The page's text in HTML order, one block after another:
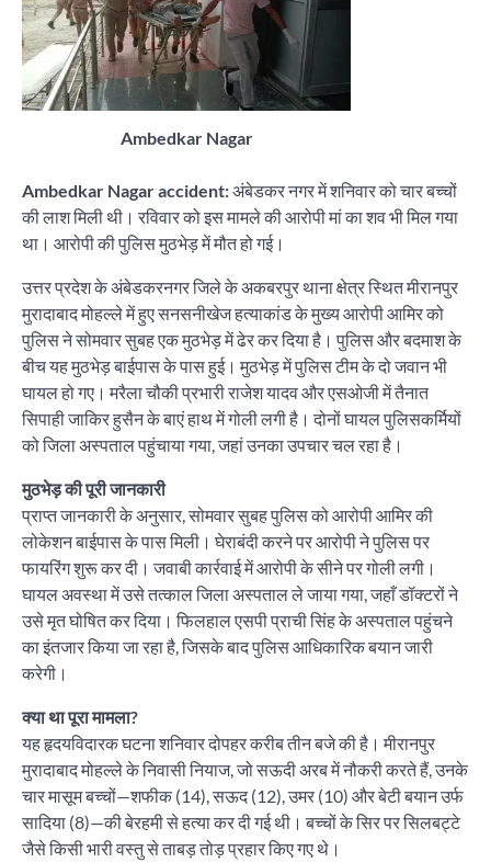
Ambedkar Nagar
Ambedkar Nagar accident:अंबेडकर नगर में शनिवार को चार बच्चों
की लाश मिली थी। रविवार को इस मामले की आरोपी मां का शव भी मिल गया
था। आरोपी की पुलिस मुठभेड़ में मौत हो गई।
उत्तर प्रदेश के अंबेडकरनगर जिले के अकबरपुर थाना क्षेत्र स्थित मीरानपुर
मुरादाबाद मोहल्ले में हुए सनसनीखेज हत्याकांड के मुख्य आरोपी आमिर को
पुलिस ने सोमवार सुबह एक मुठभेड़ में ढेर कर दिया है। पुलिस और बदमाश के
बीच यह मुठभेड़ बाईपास के पास हुई। मुठभेड़ में पुलिस टीम के दो जवान भी
घायल हो गए। मरैला चौकी प्रभारी राजेश यादव और एसओजी में तैनात
सिपाही जाकिर हुसैन के बाएं हाथ में गोली लगी है। दोनों घायल पुलिसकर्मियों
को जिला अस्पताल पहुंचाया गया, जहां उनका उपचार चल रहा है।
मुठभेड़ की पूरी जानकारी
प्राप्त जानकारी के अनुसार, सोमवार सुबह पुलिस को आरोपी आमिर की
लोकेशन बाईपास के पास मिली। घेराबंदी करने पर आरोपी ने पुलिस पर
फायरिंग शुरू कर दी। जवाबी कार्रवाई में आरोपी के सीने पर गोली लगी।
घायल अवस्था में उसे तत्काल जिला अस्पताल ले जाया गया, जहाँ डॉक्टरों ने
उसे मृत घोषित कर दिया। फिलहाल एसपी प्राची सिंह के अस्पताल पहुंचने
का इंतजार किया जा रहा है, जिसके बाद पुलिस आधिकारिक बयान जारी
करेगी।
क्या था पूरा मामला?
यह हृदयविदारक घटना शनिवार दोपहर करीब तीन बजे की है। मीरानपुर
मुरादाबाद मोहल्ले के निवासी नियाज, जो सऊदी अरब में नौकरी करते हैं, उनके
चार मासूम बच्चों—शफीक (14), सऊद (12), उमर (10) और बेटी बयान उर्फ
सादिया (8)—की बेरहमी से हत्या कर दी गई थी। बच्चों के सिर पर सिलबट्टे
जैसे किसी भारी वस्तु से ताबड़ तोड़ प्रहार किए गए थे।